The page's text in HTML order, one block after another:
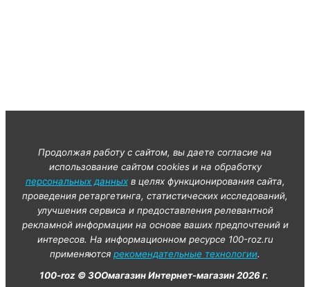
Продолжая работу с сайтом, вы даете согласие на
использование сайтом cookies и на обработку
персональных данныхв целях функционирования сайта,
проведения ретаргетинга, статистических исследований,
улучшения сервиса и предоставления релевантной
рекламной информации на основе ваших предпочтений и
интересов. На информационном ресурсе 100-roz.ru
применяются рекомендательные технологии.
100-roz © ЗООмагазин Интернет-магазин 2026 г.